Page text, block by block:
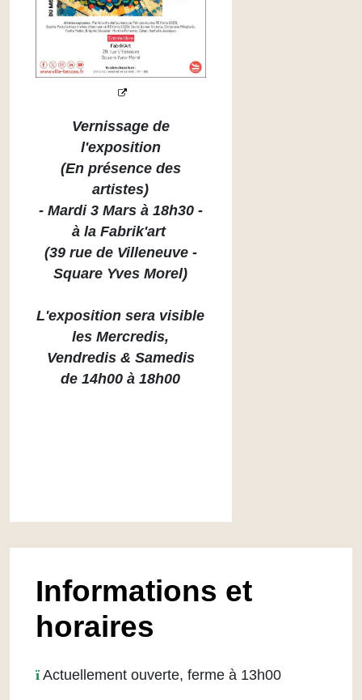
Vernissage de
l'exposition
(En présence des
artistes)
- Mardi 3 Mars à 18h30 -
à la Fabrik'art
(39 rue de Villeneuve -
Square Yves Morel)
L'exposition sera visible
les Mercredis,
Vendredis & Samedis
de 14h00 à 18h00
Informations et
horaires
Actuellement ouverte, ferme à 13h00